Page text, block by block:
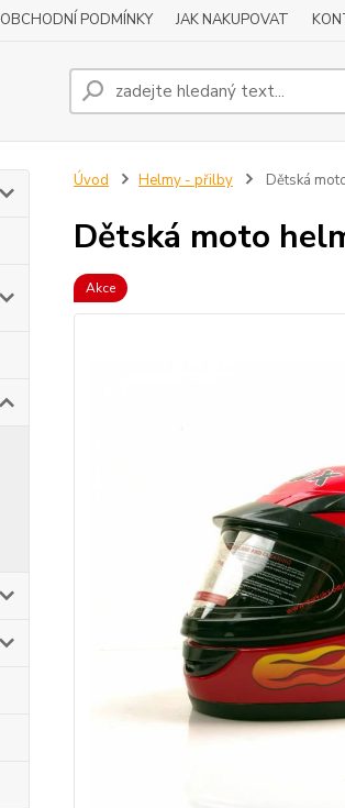
OBCHODNÍ PODMÍNKY JAK NAKUPOVAT
Úvod Helmy - přilby Dětská
Dětská moto
Akce